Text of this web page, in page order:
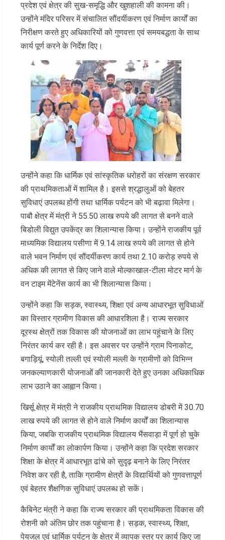
प्रदेश एवं क्षेत्र की सुख-समृद्धि और खुशहाली की कामना की।
उन्होंने मंदिर परिसर में संचालित सौंदर्यीकरण एवं निर्माण कार्यों का
निरीक्षण करते हुए अधिकारियों को गुणवत्ता एवं समयबद्धता के साथ
कार्य पूर्ण करने के निर्देश दिए।
उन्होंने कहा कि धार्मिक एवं सांस्कृतिक धरोहरों का संरक्षण सरकार
की प्राथमिकताओं में शामिल है। इससे श्रद्धालुओं को बेहतर
सुविधाएं उपलब्ध होंगी तथा धार्मिक पर्यटन को भी बढ़ावा मिलेगा।
पाबौ क्षेत्र में मंत्री ने 55.50 लाख रुपये की लागत से बनने वाले
बिडोली विद्युत उपकेंद्र का शिलान्यास किया। उन्होंने राजकीय पूर्व
माध्यमिक विद्यालय पसीणा में 9.14 लाख रुपये की लागत से होने
वाले भवन निर्माण एवं सौंदर्यीकरण कार्य तथा 2.10 करोड़ रुपये से
अधिक की लागत से किए जाने वाले मोल्काखाल-टीला मोटर मार्ग के
वन टाइम मेंटेनेंस कार्य का भी शिलान्यास किया।
उन्होंने कहा कि सड़क, स्वास्थ्य, शिक्षा एवं अन्य आधारभूत सुविधाओं
का विस्तार ग्रामीण विकास की आधारशिला है। राज्य सरकार
दूरस्थ क्षेत्रों तक विकास की योजनाओं का लाभ पहुंचाने के लिए
निरंतर कार्य कर रही है। इस अवसर पर उन्होंने ग्राम पिनाकोट,
बगाड़ियूं, स्योली तल्ली एवं स्योली मल्ली के ग्रामीणों को विभिन्न
जनकल्याणकारी योजनाओं की जानकारी देते हुए उनका अधिकाधिक
लाभ उठाने का आह्वान किया।
खिर्सू क्षेत्र में मंत्री ने राजकीय प्राथमिक विद्यालय डोबरी में 30.70
लाख रुपये की लागत से होने वाले निर्माण कार्यों का शिलान्यास
किया, जबकि राजकीय प्राथमिक विद्यालय भैंसवाड़ा में पूर्ण हो चुके
निर्माण कार्यों का लोकार्पण किया। उन्होंने कहा कि प्रदेश सरकार
शिक्षा के क्षेत्र में आधारभूत ढांचे को सुदृढ़ बनाने के लिए निरंतर
निवेश कर रही है, ताकि ग्रामीण क्षेत्रों के विद्यार्थियों को गुणवत्तापूर्ण
एवं बेहतर शैक्षणिक सुविधाएं उपलब्ध हो सकें।
कैबिनेट मंत्री ने कहा कि राज्य सरकार की प्राथमिकता विकास की
रोशनी को अंतिम छोर तक पहुंचाना है। सड़क, स्वास्थ्य, शिक्षा,
पेयजल एवं धार्मिक पर्यटन के क्षेत्र में व्यापक स्तर पर कार्य किए जा